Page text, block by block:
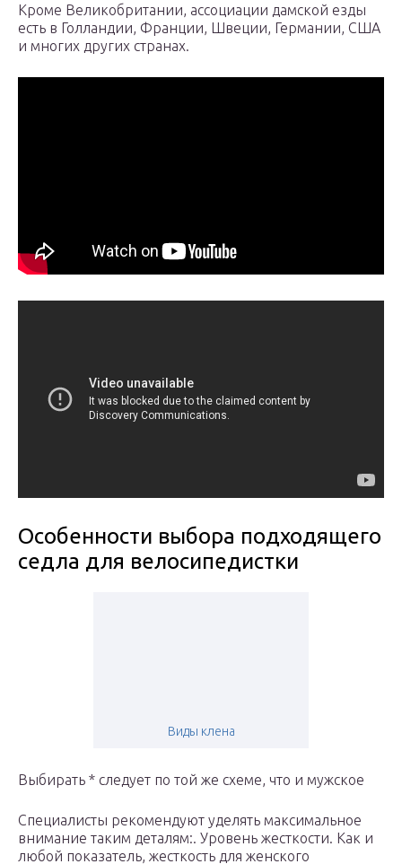
Кроме Великобритании, ассоциации дамской езды
есть в Голландии, Франции, Швеции, Германии, США
и многих других странах.
Особенности выбора подходящего
седла для велосипедистки
Виды клена
Выбирать * следует по той же схеме, что и мужское
Специалисты рекомендуют уделять максимальное
внимание таким деталям:. Уровень жесткости. Как и
любой показатель, жесткость для женского